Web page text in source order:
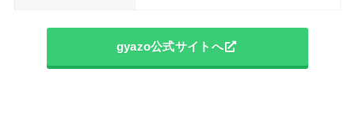
gyazo公式サイトへ